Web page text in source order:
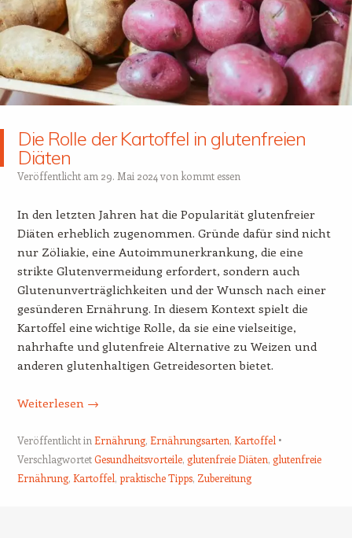
Die Rolle der Kartoffel in glutenfreien
Diäten
Veröffentlicht am 29. Mai 2024 von kommt essen
In den letzten Jahren hat die Popularität glutenfreier
Diäten erheblich zugenommen. Gründe dafür sind nicht
nur Zöliakie, eine Autoimmunerkrankung, die eine
strikte Glutenvermeidung erfordert, sondern auch
Glutenunverträglichkeiten und der Wunsch nach einer
gesünderen Ernährung. In diesem Kontext spielt die
Kartoffel eine wichtige Rolle, da sie eine vielseitige,
nahrhafte und glutenfreie Alternative zu Weizen und
anderen glutenhaltigen Getreidesorten bietet.
Weiterlesen →
Veröffentlicht in Ernährung, Ernährungsarten, Kartoffel
VerschlagwortetGesundheitsvorteile, glutenfreie Diäten, glutenfreie
Ernährung, Kartoffel, praktische Tipps, Zubereitung